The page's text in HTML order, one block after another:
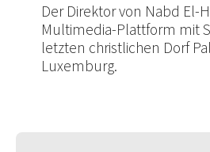
Der Direktor von Nabd El-
Multimedia-Plattform mit
letzten christlichen Dorf
Luxemburg.